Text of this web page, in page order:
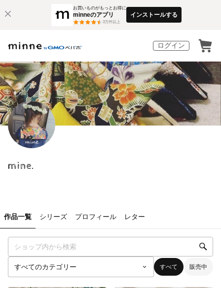
お買いものがもっとお得に
minneのアプリ
3万件以上
インストールする
ログイン
mine.
作品一覧 シリーズ プロフィール レター
すべて 販売中